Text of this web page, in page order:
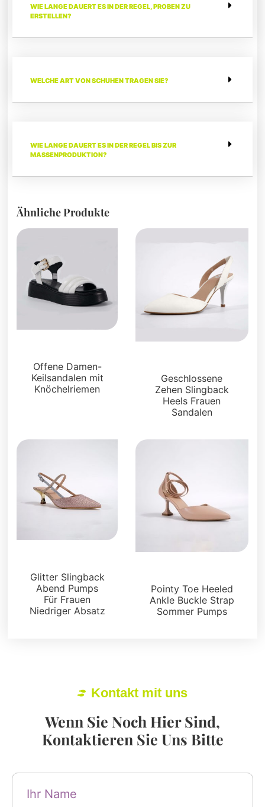
WIE LANGE DAUERT ES IN DER REGEL, PROBEN ZU
ERSTELLEN?
WELCHE ART VON SCHUHEN TRAGEN SIE?
WIE LANGE DAUERT ES IN DER REGEL BIS ZUR
MASSENPRODUKTION?
Ähnliche Produkte
Offene Damen-
Keilsandalen mit
Knöchelriemen
Geschlossene
Zehen Slingback
Heels Frauen
Sandalen
Glitter Slingback
Abend Pumps
Für Frauen
Niedriger Absatz
Pointy Toe Heeled
Ankle Buckle Strap
Sommer Pumps
Kontakt mit uns
Wenn Sie Noch Hier Sind,
Kontaktieren Sie Uns Bitte